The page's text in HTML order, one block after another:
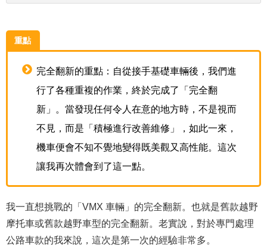
重點
完全翻新的重點：自從接手基礎車輛後，我們進
行了各種重複的作業，終於完成了「完全翻
新」。當發現任何令人在意的地方時，不是視而
不見，而是「積極進行改善維修」，如此一來，
機車便會不知不覺地變得既美觀又高性能。這次
讓我再次體會到了這一點。
我一直想挑戰的「VMX 車輛」的完全翻新。也就是舊款越野
摩托車或舊款越野車型的完全翻新。老實說，對於專門處理
公路車款的我來說，這次是第一次的經驗非常多。